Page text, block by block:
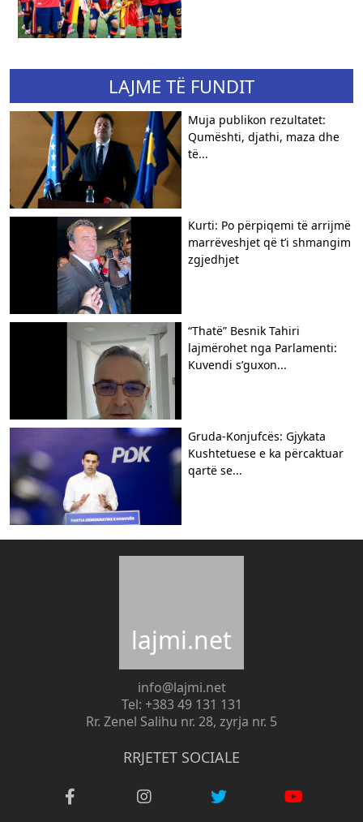
LAJME TË FUNDIT
Muja publikon rezultatet:
Qumështi, djathi, maza dhe
të...
Kurti: Po përpiqemi të arrijmë
marrëveshjet që t’i shmangim
zgjedhjet
“Thatë” Besnik Tahiri
lajmërohet nga Parlamenti:
Kuvendi s’guxon...
Gruda-Konjufcës: Gjykata
Kushtetuese e ka përcaktuar
qartë se...
lajmi.net
info@lajmi.net
Tel: +383 49 131 131
Rr. Zenel Salihu nr. 28, zyrja nr. 5
RRJETET SOCIALE